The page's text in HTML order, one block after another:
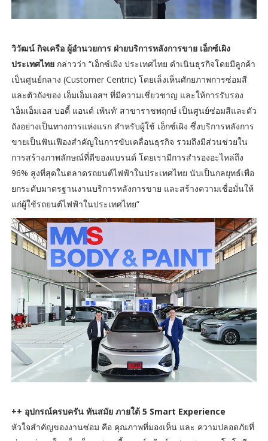
วิวัฒน์ กิจเครือ ผู้อำนวยการ ฝ่ายบริการหลังการขาย เอ็กซ์เผิง
ประเทศไทย กล่าวว่า “เอ็กซ์เผิง ประเทศไทย ดำเนินธุรกิจโดยมีลูกค้า
เป็นศูนย์กลาง (Customer Centric) โดยเล็งเห็นศักยภาพการซ่อมสี
และตัวถังของ เอ็มเอ็มเอสฯ ที่มีความเชี่ยวชาญ และให้การรับรอง
‘เอ็มเอ็มเอส บอดี้ แอนด์ เพ้นท์’ สาขาราชพฤกษ์ เป็นศูนย์ซ่อมสีและตัว
ถังอย่างเป็นทางการแห่งแรก สำหรับผู้ใช้ เอ็กซ์เผิง ซึ่งบริการหลังการ
ขายเป็นฟันเฟืองสำคัญในการขับเคลื่อนธุรกิจ รวมถึงมีส่วนช่วยใน
การสร้างภาพลักษณ์ที่ดีของแบรนด์ โดยเรามีการสำรองอะไหล่ถึง
96% สูงที่สุดในตลาดรถยนต์ไฟฟ้าในประเทศไทย นับเป็นกลยุทธ์เพื่อ
ยกระดับมาตรฐานงานบริการหลังการขาย และสร้างความเชื่อมั่นให้
แก่ผู้ใช้รถยนต์ไฟฟ้าในประเทศไทย”
++ อุปกรณ์ครบครัน ทันสมัย ภายใต้ 5 Smart Experience
หัวใจสำคัญของงานซ่อม คือ คุณภาพที่มองเห็น และ ความปลอดภัยที่